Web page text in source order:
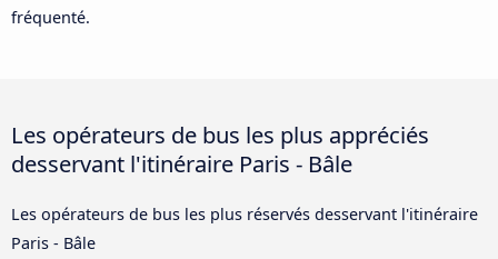
fréquenté.
Les opérateurs de bus les plus appréciés
desservant l'itinéraire Paris - Bâle
Les opérateurs de bus les plus réservés desservant l'itinéraire
Paris - Bâle